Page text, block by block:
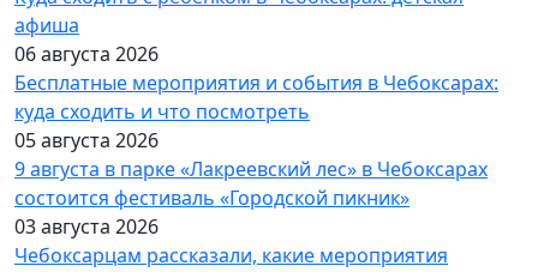
афиша
06 августа 2026
Бесплатные мероприятия и события в Чебоксарах:
куда сходить и что посмотреть
05 августа 2026
9 августа в парке «Лакреевский лес» в Чебоксарах
состоится фестиваль «Городской пикник»
03 августа 2026
Чебоксарцам рассказали, какие мероприятия